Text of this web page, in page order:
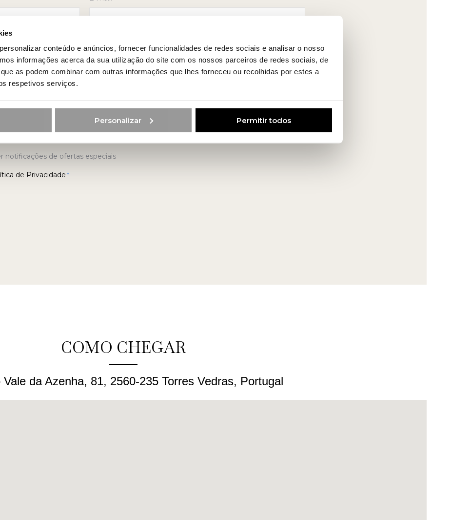
conteúdo e anúncios, fornecer funcionalidades de redes sociais e analisar o nosso
informações acerca da sua utilização do site com os nossos parceiros de redes sociais, de
as podem combinar com outras informações que lhes forneceu ou recolhidas por estes a
respetivos serviços.
Personalizar Permitir todos
notificações de ofertas especiais
de Privacidade*
COMO CHEGAR
Vale da Azenha, 81, 2560-235 Torres Vedras, Portugal